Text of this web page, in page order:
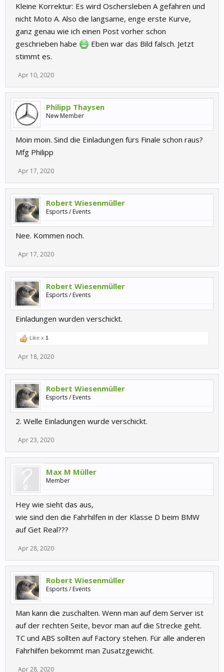
Kleine Korrektur: Es wird Oschersleben A gefahren und
nicht Moto A. Also die langsame, enge erste Kurve,
ganz genau wie ich einen Post vorher schon
geschrieben habe
Eben war das Bild falsch. Jetzt
stimmt es.
Apr 10, 2020
Philipp Thaysen
New Member
Moin moin. Sind die Einladungen fürs Finale schon raus?
Mfg Philipp
Apr 17, 2020
Robert Wiesenmüller
Esports / Events
Nee. Kommen noch.
Apr 17, 2020
Robert Wiesenmüller
Esports / Events
Einladungen wurden verschickt.
Like x 1
Apr 18, 2020
Robert Wiesenmüller
Esports / Events
2. Welle Einladungen wurde verschickt.
Apr 23, 2020
Max M Müller
Member
Hey wie sieht das aus,
wie sind den die Fahrhilfen in der Klasse D beim BMW
auf Get Real???
Apr 28, 2020
Robert Wiesenmüller
Esports / Events
Man kann die zuschalten. Wenn man auf dem Server ist
auf der rechten Seite, bevor man auf die Strecke geht.
TC und ABS sollten auf Factory stehen. Für alle anderen
Fahrhilfen bekommt man Zusatzgewicht.
Apr 28, 2020